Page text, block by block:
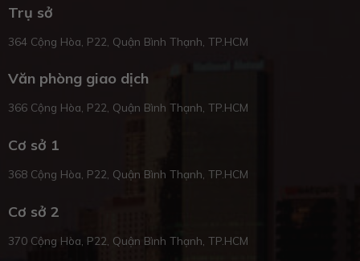
Trụ sở
364 Cộng Hòa, P22, Quận Bình Thạnh, TP.HCM
Văn phòng giao dịch
366 Cộng Hòa, P22, Quận Bình Thạnh, TP.HCM
Cơ sở 1
368 Cộng Hòa, P22, Quận Bình Thạnh, TP.HCM
Cơ sở 2
370 Cộng Hòa, P22, Quận Bình Thạnh, TP.HCM